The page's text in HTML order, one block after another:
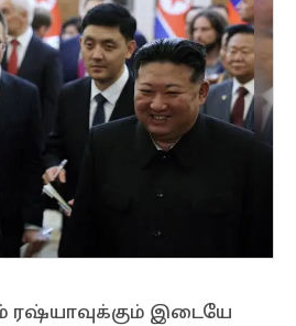
ரஷ்யாவுக்கும் இடையே